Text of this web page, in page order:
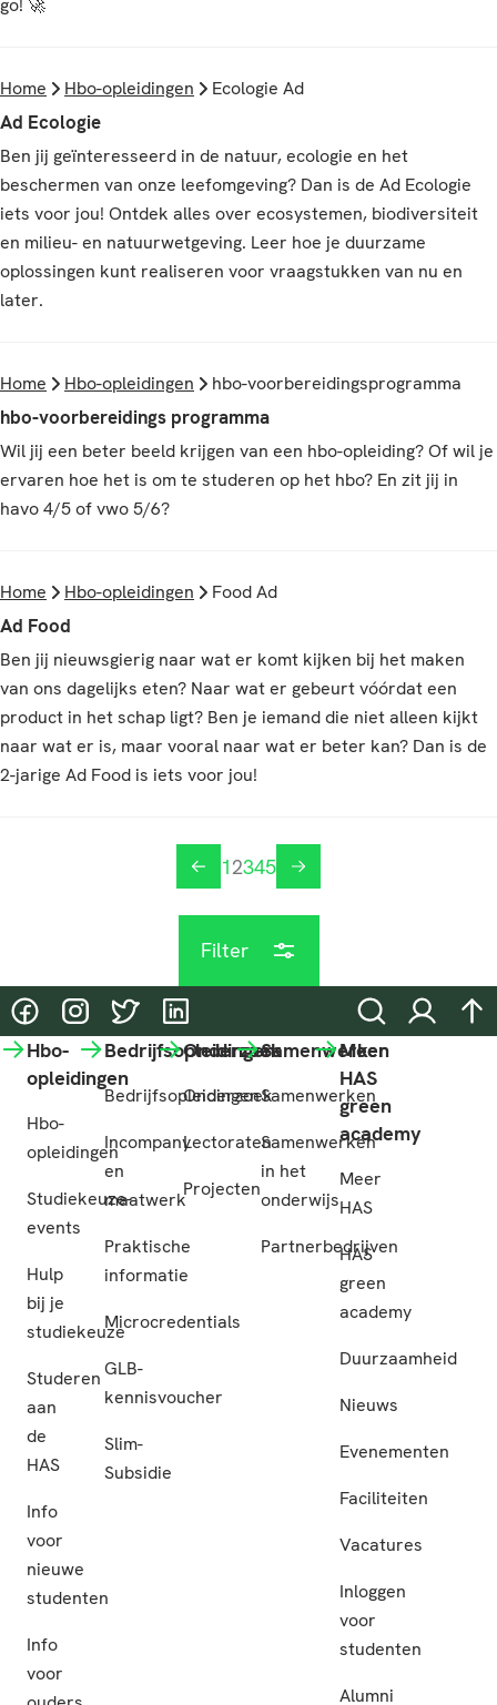
go! 🚀
Home Hbo-opleidingen Ecologie Ad
Ad Ecologie
Ben jij geïnteresseerd in de natuur, ecologie en het
beschermen van onze leefomgeving? Dan is de Ad Ecologie
iets voor jou! Ontdek alles over ecosystemen, biodiversiteit
en milieu- en natuurwetgeving. Leer hoe je duurzame
oplossingen kunt realiseren voor vraagstukken van nu en
later.
Home Hbo-opleidingen hbo-voorbereidingsprogramma
hbo-voorbereidings programma
Wil jij een beter beeld krijgen van een hbo-opleiding? Of wil je
ervaren hoe het is om te studeren op het hbo? En zit jij in
havo 4/5 of vwo 5/6?
Home Hbo-opleidingen Food Ad
Ad Food
Ben jij nieuwsgierig naar wat er komt kijken bij het maken
van ons dagelijks eten? Naar wat er gebeurt vóórdat een
product in het schap ligt? Ben je iemand die niet alleen kijkt
naar wat er is, maar vooral naar wat er beter kan? Dan is de
2-jarige Ad Food is iets voor jou!
vorige 12345volgende
Filter
@HASgreenacademy
@HASgreenacademy
@greenacademyHAS
@HASgreenacademy ZoekenInloggen
Hbo-
opleidingen
Hbo-
opleidingen
Studiekeuze-
events
Hulp
bij je
studiekeuze
Studeren
aan
de
HAS
Info
voor
nieuwe
studenten
Info
voor
Bedrijfsopleidingen
Bedrijfsopleidingen
Incompany
en
maatwerk
Praktische
informatie
Microcredentials
GLB-
kennisvoucher
Slim-
Subsidie
Onderzoek
Onderzoek
Lectoraten
Projecten
Samenwerken
Samenwerken
Samenwerken
in het
onderwijs
Partnerbedrijven
Meer
HAS
green
academy
Meer
HAS
HAS
green
academy
Duurzaamheid
Nieuws
Evenementen
Faciliteiten
Vacatures
Inloggen
voor
studenten
Alumni